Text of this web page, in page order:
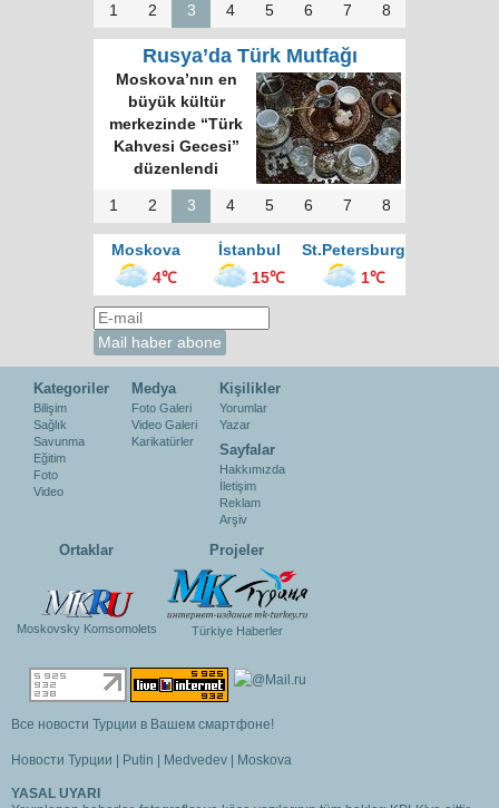
1 2 3 4 5 6 7 8
Rusya’da Türk Mutfağı
Moskova’nın en
büyük kültür
merkezinde “Türk
Kahvesi Gecesi”
düzenlendi
1 2 3 4 5 6 7 8
Moskova İstanbul
St.Petersburg
4℃
15℃ 1℃
Kategoriler
Bilişim
Sağlık
Savunma
Eğitim
Foto
Video
Medya
Foto Galeri
Video Galeri
Karikatürler
Kişilikler
Yorumlar
Yazar
Sayfalar
Hakkımızda
İletişim
Reklam
Arşiv
Ortaklar
Moskovsky Komsomolets
Projeler
Türkiye Haberler
Все новости Турции в Вашем смартфоне!
Новости Турции Putin Medvedev Moskova
YASAL UYARI